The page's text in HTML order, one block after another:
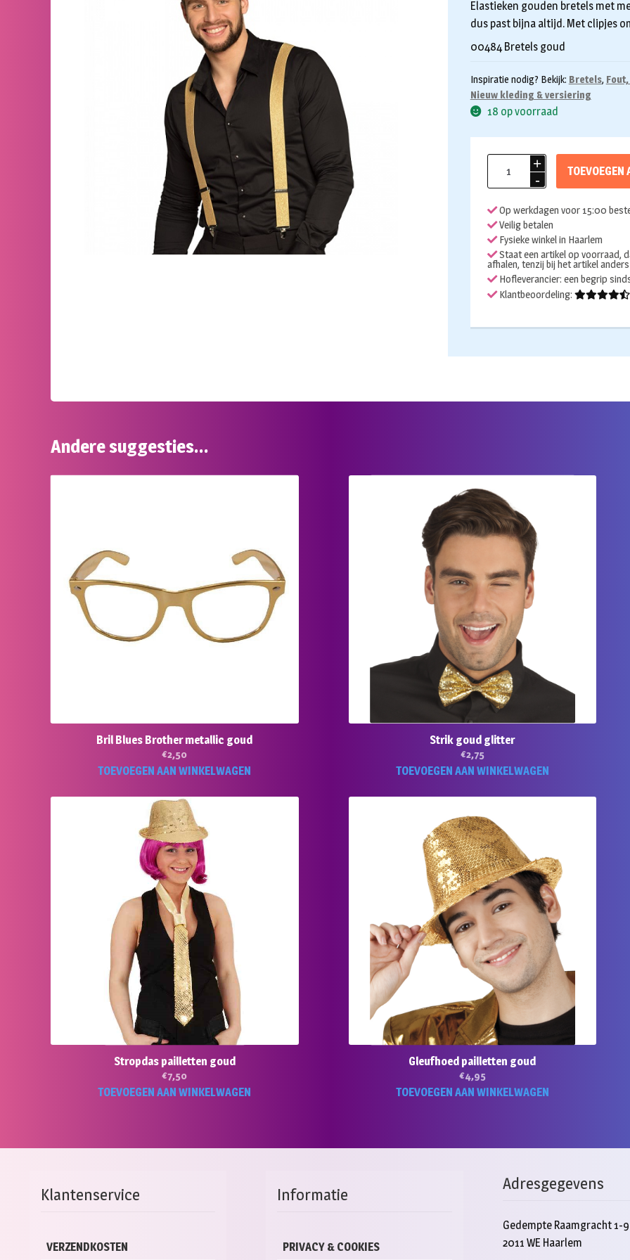
Elastieken gouden bretels met
dus past bijna altijd. Met clipjes
00484 Bretels goud
Inspiratie nodig? Bekijk: Bretels,
Nieuw kleding & versiering
18 op voorraad
goud
aantal
TOEVOEGEN
Op werkdagen voor 15:00
Veilig betalen
Fysieke winkel in Haarlem
Staat een artikel op voorraad,
afhalen, tenzij bij het artikel
Hofleverancier: een begrip
Klantbeoordeling:
Andere suggesties…
Bril Blues Brother metallic goud
€2,50
TOEVOEGEN AAN WINKELWAGEN
Strik goud glitter
€2,75
TOEVOEGEN AAN WINKELWAGEN
Stropdas pailletten goud
€7,50
TOEVOEGEN AAN WINKELWAGEN
Gleufhoed pailletten goud
€4,95
TOEVOEGEN AAN WINKELWAGEN
Klantenservice
VERZENDKOSTEN
Informatie
PRIVACY & COOKIES
Adresgegevens
Gedempte Raamgracht 1-9
2011 WE Haarlem